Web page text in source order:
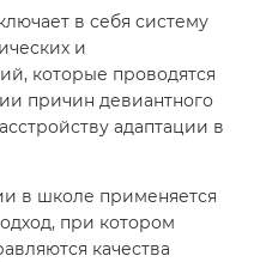
в себя систему
и
которые проводятся
причин девиантного
адаптации в
в школе применяется
при котором
качества